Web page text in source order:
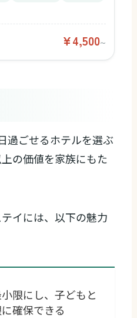
¥4,500〜
過ごせるホテルを選ぶ
の価値を家族にもた
イには、以下の魅力
限にし、子どもと
確保できる